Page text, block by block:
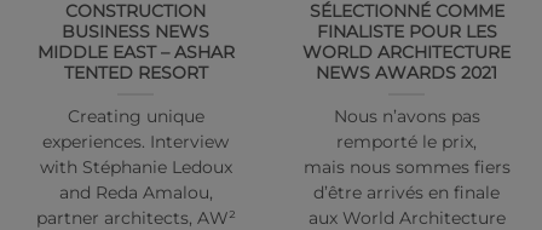
CONSTRUCTION
BUSINESS NEWS
MIDDLE EAST – ASHAR
TENTED RESORT
Creating unique
experiences. Interview
with Stéphanie Ledoux
and Reda Amalou,
partner architects, AW²
SÉLECTIONNÉ COMME
FINALISTE POUR LES
WORLD ARCHITECTURE
NEWS AWARDS 2021
Nous n’avons pas
remporté le prix,
mais nous sommes fiers
d’être arrivés en finale
aux World Architecture